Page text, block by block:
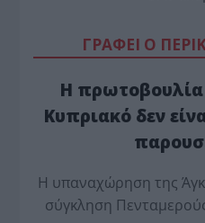
ΓΡΑΦΕΙ Ο
Η πρωτοβουλία
Κυπριακό δεν
Η υπαναχώρηση της
σύγκληση